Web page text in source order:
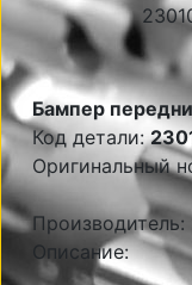
Бампер
Код детали:
Оригинальный
Производитель:
Описание: